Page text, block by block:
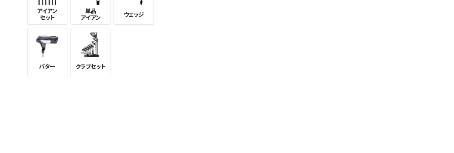
アイアン
セット
単品
アイアン
ウェッジ
パター クラブセット